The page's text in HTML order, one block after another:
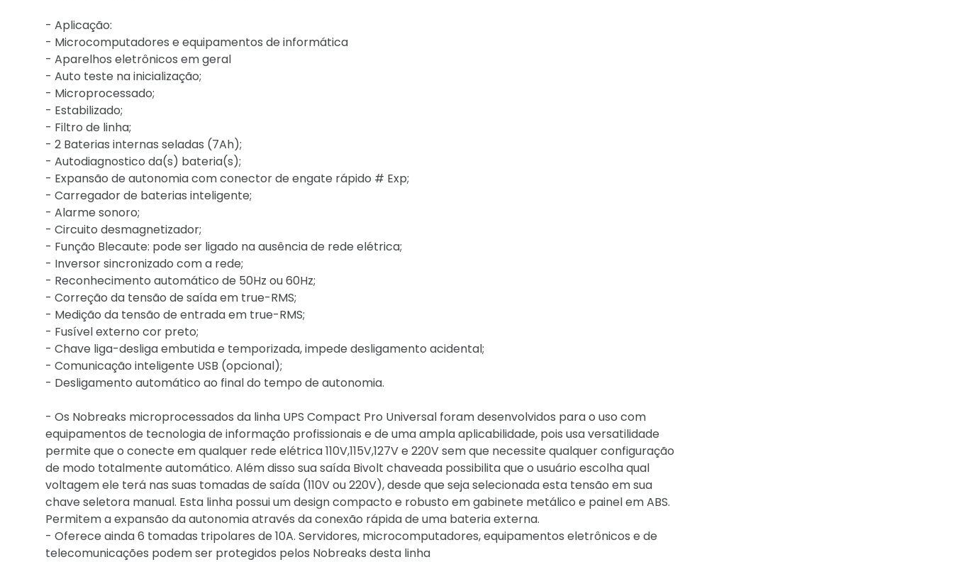
- Aplicação:
- Microcomputadores e equipamentos de informática
- Aparelhos eletrônicos em geral
- Auto teste na inicialização;
- Microprocessado;
- Estabilizado;
- Filtro de linha;
- 2 Baterias internas seladas (7Ah);
- Autodiagnostico da(s) bateria(s);
- Expansão de autonomia com conector de engate rápido # Exp;
- Carregador de baterias inteligente;
- Alarme sonoro;
- Circuito desmagnetizador;
- Função Blecaute: pode ser ligado na ausência de rede elétrica;
- Inversor sincronizado com a rede;
- Reconhecimento automático de 50Hz ou 60Hz;
- Correção da tensão de saída em true-RMS;
- Medição da tensão de entrada em true-RMS;
- Fusível externo cor preto;
- Chave liga-desliga embutida e temporizada, impede desligamento acidental;
- Comunicação inteligente USB (opcional);
- Desligamento automático ao final do tempo de autonomia.
- Os Nobreaks microprocessados da linha UPS Compact Pro Universal foram desenvolvidos para o uso com
equipamentos de tecnologia de informação profissionais e de uma ampla aplicabilidade, pois usa versatilidade
permite que o conecte em qualquer rede elétrica 110V,115V,127V e 220V sem que necessite qualquer configuração
de modo totalmente automático. Além disso sua saída Bivolt chaveada possibilita que o usuário escolha qual
voltagem ele terá nas suas tomadas de saída (110V ou 220V), desde que seja selecionada esta tensão em sua
chave seletora manual. Esta linha possui um design compacto e robusto em gabinete metálico e painel em ABS.
Permitem a expansão da autonomia através da conexão rápida de uma bateria externa.
- Oferece ainda 6 tomadas tripolares de 10A. Servidores, microcomputadores, equipamentos eletrônicos e de
telecomunicações podem ser protegidos pelos Nobreaks desta linha